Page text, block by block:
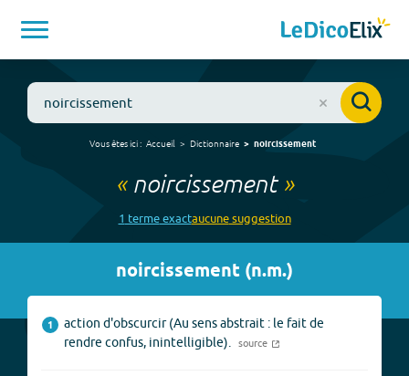
Vous êtes ici : Accueil Dictionnaire noircissement
« noircissement»
1 termeexactaucunesuggestion
noircissement (n.m.)
1
action d'obscurcir (Au sens abstrait : le fait de
rendre confus, inintelligible).
source